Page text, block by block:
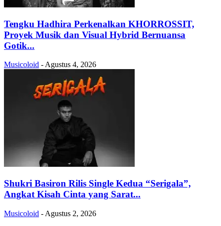
Tengku Hadhira Perkenalkan KHORROSSIT,
Proyek Musik dan Visual Hybrid Bernuansa
Gotik...
Musicoloid - Agustus 4, 2026
Shukri Basiron Rilis Single Kedua “Serigala”,
Angkat Kisah Cinta yang Sarat...
Musicoloid - Agustus 2, 2026